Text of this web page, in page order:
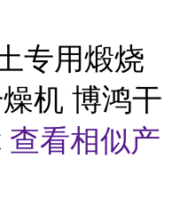
专用煅烧
机 博鸿干
查看相似产